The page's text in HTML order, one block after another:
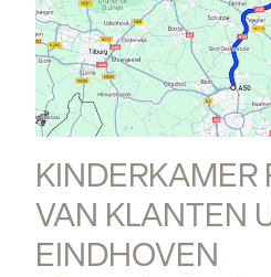
KINDERKAMER
VAN KLANTEN
EINDHOVEN